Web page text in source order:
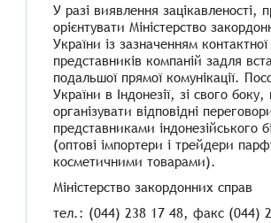
У разі виявлення зацікавленості,
орієнтувати Міністерство
України із зазначенням контактної
представників компаній задля
подальшої прямої комунікації.
України в Індонезії, зі свого боку,
організувати відповідні
представниками індонезійського
(оптові імпортери і трейдери
косметичними товарами).
Міністерство закордонних справ
тел.: (044) 238 17 48, факс (044)